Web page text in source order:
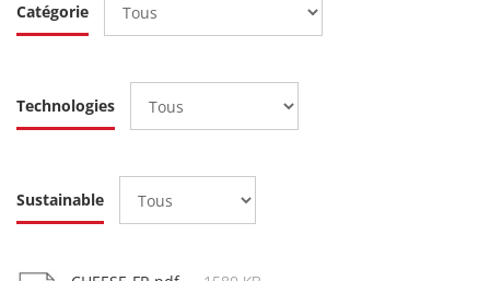
Catégorie
Technologies
Sustainable